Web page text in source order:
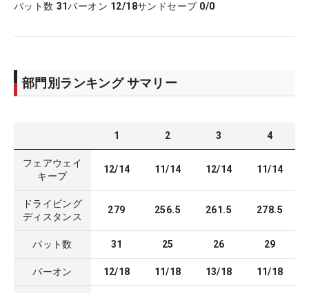
パット数 31パーオン 12/18サンドセーブ 0/0
部門別ランキング サマリー
1 2 3 4
フェアウェイ
キープ
12/14 11/14 12/14 11/14
ドライビング
ディスタンス
279 256.5 261.5 278.5
パット数 31 25 26 29
パーオン 12/18 11/18 13/18 11/18